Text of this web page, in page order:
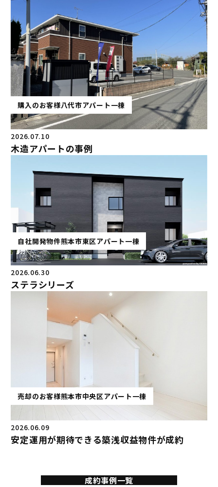
購入のお客様八代市アパート一棟
2026.07.10
木造アパートの事例
自社開発物件熊本市東区アパート一棟
2026.06.30
ステラシリーズ
売却のお客様熊本市中央区アパート一棟
2026.06.09
安定運用が期待できる築浅収益物件が成約
成約事例一覧